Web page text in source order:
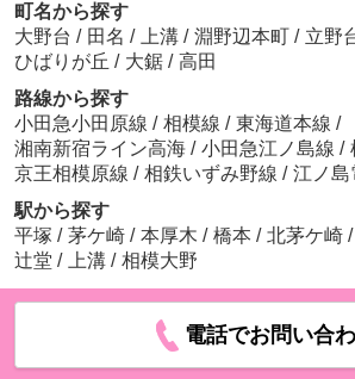
町名から探す
大野台 / 田名 / 上溝 / 淵野辺本町 / 立野
ひばりが丘 / 大鋸 / 高田
路線から探す
小田急小田原線 / 相模線 / 東海道本線 /
湘南新宿ライン高海 / 小田急江ノ島線 /
京王相模原線 / 相鉄いずみ野線 / 江ノ島
駅から探す
平塚 / 茅ケ崎 / 本厚木 / 橋本 / 北茅ケ崎 /
辻堂 / 上溝 / 相模大野
電話でお問い合